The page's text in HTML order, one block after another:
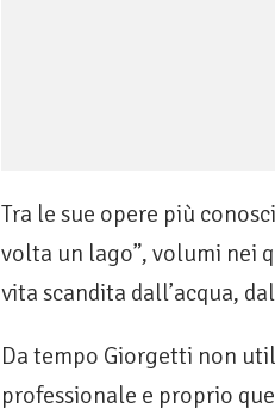
Tra le sue opere più
volta un lago”, volumi nei
vita scandita dall’acqua,
Da tempo Giorgetti non
professionale e proprio